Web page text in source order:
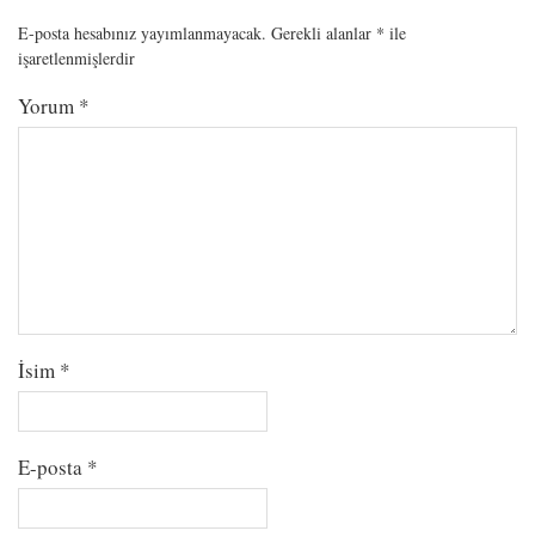
E-posta hesabınız yayımlanmayacak. Gerekli alanlar * ile
işaretlenmişlerdir
Yorum *
İsim *
E-posta *